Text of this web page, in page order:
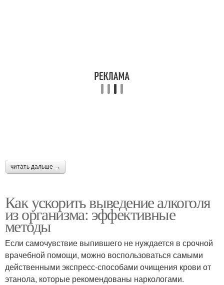
читать дальше →
Как ускорить выведение алкоголя
из организма: эффективные
методы
Если самочувствие выпившего не нуждается в срочной
врачебной помощи, можно воспользоваться самыми
действенными экспресс-способами очищения крови от
этанола, которые рекомендованы наркологами.